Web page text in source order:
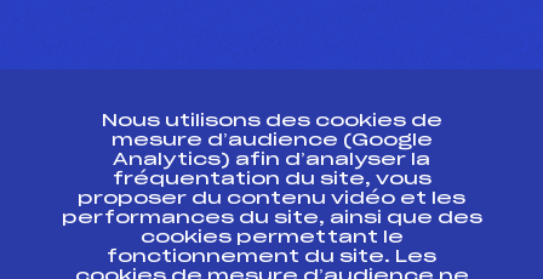
Ressources
Pass’Neige
Projet sportif fédéral
Nous utilisons des cookies de
mesure d’audience (Google
Analytics) afin d’analyser la
fréquentation du site, vous
proposer du contenu vidéo et les
performances du site, ainsi que des
cookies permettant le
fonctionnement du site. Les